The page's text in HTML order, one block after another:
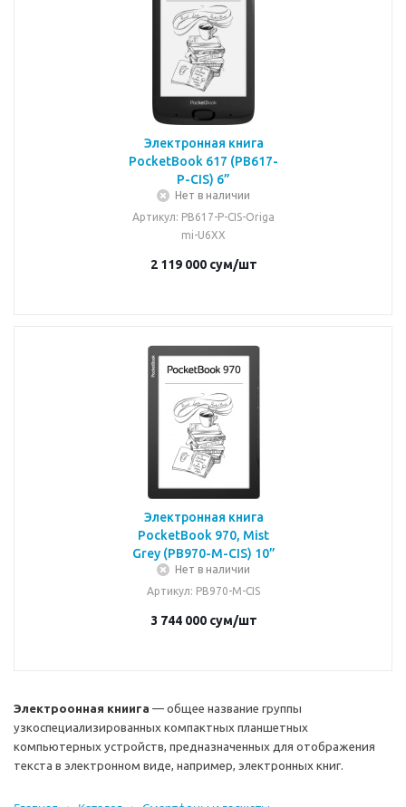
Электронная книга
PocketBook 617 (PB617-
P-CIS) 6”
Нет в наличии
Артикул: PB617-P-CIS-Origa
mi-U6XX
2 119 000сум/шт
Электронная книга
PocketBook 970, Mist
Grey (PB970-M-CIS) 10”
Нет в наличии
Артикул: PB970-M-CIS
3 744 000сум/шт
Электроонная книига — общее название группы
узкоспециализированных компактных планшетных
компьютерных устройств, предназначенных для отображения
текста в электронном виде, например, электронных книг.